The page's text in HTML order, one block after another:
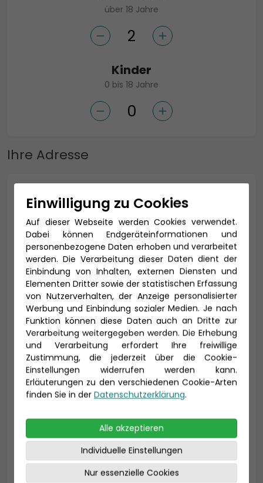
über 18 Jahre
Kinder
0 bis 18 Jahre
Ihre Adresse
Anrede *
Titel
Vorname * Nachname *
E-Mail *
Telefon *
Geburtsdatum
Einwilligung zu Cookies
Auf dieser Webseite werden Cookies verwendet.
Dabei können Endgeräteinformationen und
personenbezogene Daten erhoben und verarbeitet
werden. Die Verarbeitung dieser Daten dient der
Einbindung von Inhalten, externen Diensten und
Elementen Dritter sowie der statistischen Erfassung
von Nutzerverhalten, der Anzeige personalisierter
Werbung und Einbindung sozialer Medien. Je nach
Funktion können diese Daten auch an Dritte zur
Verarbeitung weitergegeben werden. Die Erhebung
und Verarbeitung erfordert Ihre freiwillige
Zustimmung, die jederzeit über die Cookie-
Einstellungen widerrufen werden kann.
Erläuterungen zu den verschiedenen Cookie-Arten
finden Sie in der Datenschutzerklärung.
Alle akzeptieren
Individuelle Einstellungen
Nur essenzielle Cookies